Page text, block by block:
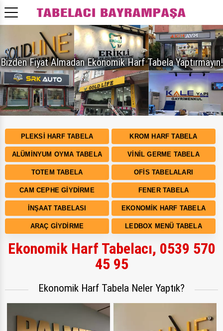
PLEKSI HARF TABELA KROM HARF TABELA
ALÜMINYUM OYMA TABELA VINIL GERME TABELA
TOTEM TABELA OFIS TABELALARI
CAM CEPHE GIYDIRME FENER TABELA
İNŞAAT TABELASI EKONOMIK HARF TABELA
ARAÇ GIYDIRME LEDBOX MENÜ TABELA
Ekonomik Harf Tabelacı, 0539 570
45 95
Ekonomik Harf Tabela Neler Yaptık?